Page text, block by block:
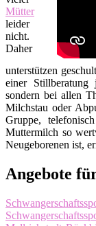
Mütter
leider
nicht.
Daher
unterstützen
einer
sondern bei allen
Milchstau oder
Gruppe,
Muttermilch so
Neugeborenen ist,
Angebote